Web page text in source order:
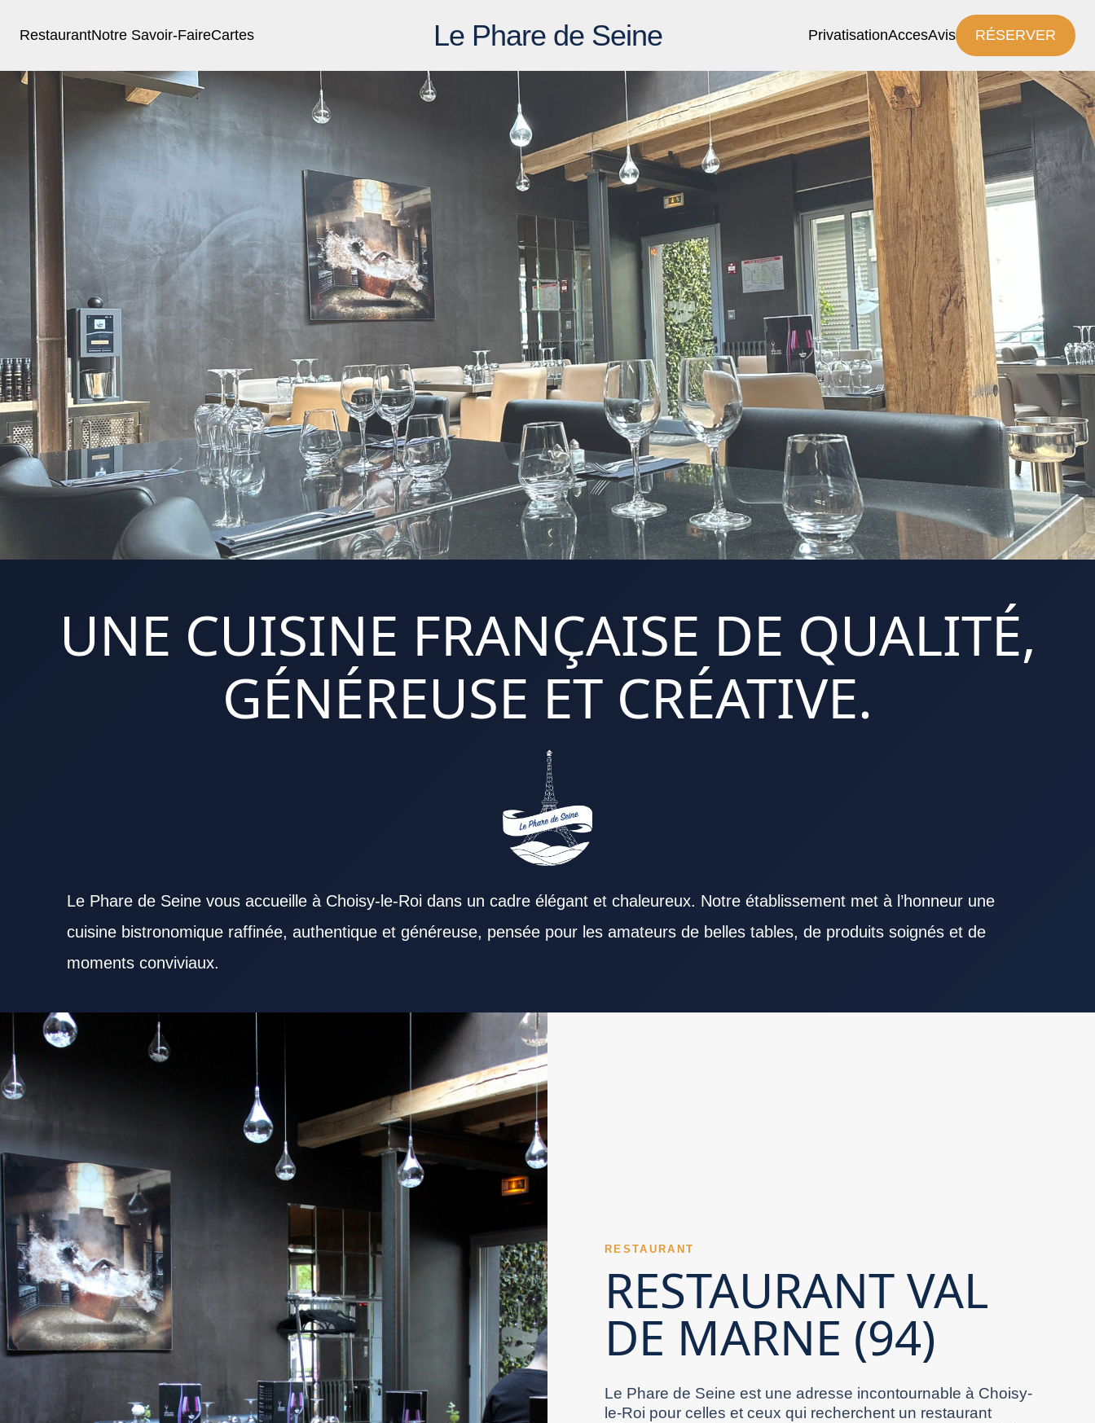
RestaurantNotre Savoir-FaireCartes Le Phare de Seine PrivatisationAccesAvis RÉSERVER
UNE CUISINE FRANÇAISE DE QUALITÉ,
GÉNÉREUSE ET CRÉATIVE.
Le Phare de Seine vous accueille à Choisy-le-Roi dans un cadre élégant et chaleureux. Notre établissement met à l’honneur une
cuisine bistronomique raffinée, authentique et généreuse, pensée pour les amateurs de belles tables, de produits soignés et de
moments conviviaux.
Explorer un Restaurant Val de Marne attractif permet de combiner saveurs, service et confort. Un Restaurant Val de Marne convient à différents
profils selon l’ambiance recherchée. L’atmosphère proposée par un Restaurant Val de Marne compte autant que la cuisine. La carte d’un
Restaurant Val de Marne doit refléter la diversité des attentes culinaires. Des ingrédients frais sont indispensables pour un Restaurant Val de
Marne de confiance. Le soin apporté au service reste un point fort pour un Restaurant Val de Marne. La situation géographique d’un Restaurant
Val de Marne reste un critère pratique important. Un Restaurant Val de Marne performant le midi gagne la confiance des habitués. Un Restaurant
Val de Marne convivial répond bien aux attentes d’un repas du soir. Le cadre professionnel peut très bien s’accorder avec un Restaurant Val de
Marne de qualité. La maîtrise des prix renforce la satisfaction des clients d’un Restaurant Val de Marne. La singularité d’un Restaurant Val de
Marne peut naître de ses meilleures recettes. Un Restaurant Val de Marne sérieux veille à maintenir le même niveau d’exigence. Les
témoignages clients servent souvent de guide pour sélectionner un Restaurant Val de Marne. Un Restaurant Val de Marne peut proposer une
table ancrée dans la tradition ou ouverte aux nouveautés. Penser à réserver un Restaurant Val de Marne permet d’éviter l’attente. Un Restaurant
Val de Marne approprié aux repas en famille crée une expérience plus simple. Une sortie en couple peut être valorisée par un Restaurant Val de
Marne soigné. La présentation des plats renforce l’image qualitative d’un Restaurant Val de Marne. La propreté d’un Restaurant Val de Marne
reste indissociable d’une expérience réussie. Évaluer un Restaurant Val de Marne suppose d’observer la cuisine, le service et le cadre.
Un Restaurant Val de Marne peut rapidement devenir une table recherchée. L’âme d’un Restaurant Val de Marne se dévoile rapidement au
client. Une équipe investie valorise fortement un Restaurant Val de Marne. Le respect des cuissons contribue à la réussite d’un Restaurant Val de
Marne. Les entrées d’un Restaurant Val de Marne donnent souvent le ton du repas. Les plats principaux représentent souvent le moment décisif
dans un Restaurant Val de Marne. Le moment du dessert valorise souvent la créativité d’un Restaurant Val de Marne. Les retours favorables
améliorent l’image d’un Restaurant Val de Marne. Une carte liquide bien pensée soutient la qualité perçue d’un Restaurant Val de Marne. La
flexibilité d’un Restaurant Val de Marne constitue parfois un avantage appréciable. Le confort du mobilier valorise l’accueil d’un Restaurant Val de
Marne. La présence d’une terrasse valorise souvent un Restaurant Val de Marne aux beaux jours. La gestion du temps fait partie des qualités
d’un Restaurant Val de Marne. La ligne directrice culinaire d’un Restaurant Val de Marne doit rester lisible. Des assiettes généreuses renforcent la
satisfaction dans un Restaurant Val de Marne. Un Restaurant Val de Marne peut marquer les esprits grâce à une approche culinaire délicate. La
proximité avec la clientèle locale aide un Restaurant Val de Marne à durer. La présence en ligne renforce aujourd’hui l’attractivité d’un Restaurant
Val de Marne. Un Restaurant Val de Marne peut accueillir des événements personnels avec élégance. Un Restaurant Val de Marne convainc
lorsqu’il répond pleinement aux attentes du client.
Un Restaurant Val de Marne peut satisfaire une large palette de préférences gourmandes. La qualité de la salle compte autant que celle de
l’assiette dans un Restaurant Val de Marne. La qualité d’entretien renforce la réputation d’un Restaurant Val de Marne. La maîtrise de la cuisine
contribue à l’identité d’un Restaurant Val de Marne. Un Restaurant Val de Marne peut devenir inoubliable grâce à l’ensemble de son ambiance.
Un Restaurant Val de Marne confortable maîtrise généralement son ambiance sonore. Un Restaurant Val de Marne peut séduire davantage avec
une amplitude adaptée. Un Restaurant Val de Marne peut miser sur une formule claire et bien exécutée. L’exigence supérieure peut devenir la
marque d’un Restaurant Val de Marne. Le soin décoratif renforce immédiatement l’identité d’un Restaurant Val de Marne. Un Restaurant Val de
Marne bien organisé reste efficace même en période de forte affluence. Un Restaurant Val de Marne gagne en humanité avec une équipe
souriante. La carte d’un Restaurant Val de Marne gagne à rester compréhensible et cohérente. La cohérence entre carte affichée et plats
disponibles est importante dans un Restaurant Val de Marne. Un Restaurant Val de Marne apprécié est souvent conseillé par ses clients
satisfaits. L’équilibre global renforce la qualité perçue d’un Restaurant Val de Marne. Un Restaurant Val de Marne bien choisi peut transformer un
simple repas en vrai moment de plaisir. Dans le Val-de-Marne, trouver la bonne table demande surtout de comparer les bons critères. L’intérêt
d’un Restaurant Val de Marne apparaît dans la qualité du moment partagé.
RESTAURANT
RESTAURANT VAL
DE MARNE (94)
Le Phare de Seine est une adresse incontournable à Choisy-
le-Roi pour celles et ceux qui recherchent un restaurant